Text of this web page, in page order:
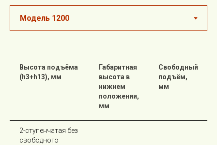
Высота подъёма
(h3+h13), мм
Габаритная
высота в
нижнем
положении,
мм
Свободный
подъём,
мм
2-ступенчатая без
свободного